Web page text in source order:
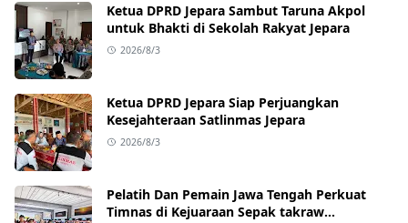
Ketua DPRD Jepara Sambut Taruna Akpol
untuk Bhakti di Sekolah Rakyat Jepara
2026/8/3
Ketua DPRD Jepara Siap Perjuangkan
Kesejahteraan Satlinmas Jepara
2026/8/3
Pelatih Dan Pemain Jawa Tengah Perkuat
Timnas di Kejuaraan Sepak takraw